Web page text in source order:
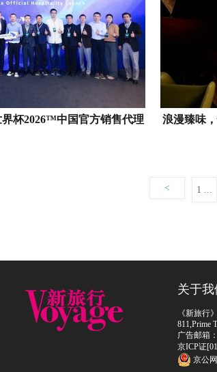
杯2026™中国官方销售代理
浪漫臻味
< 1 ...
关于我
《新旅行
811,Prime
广告邮箱：
京ICP证
京公